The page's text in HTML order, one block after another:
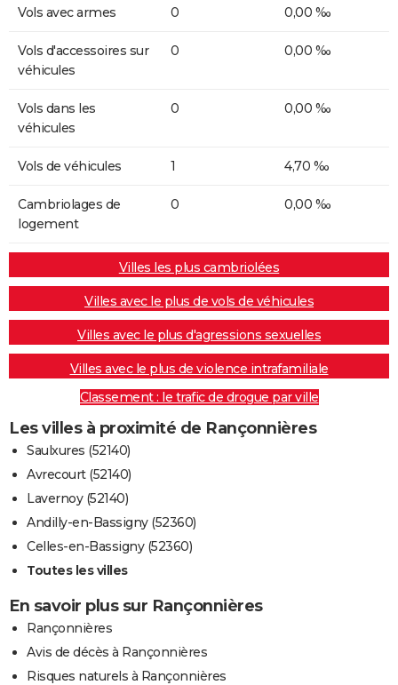
Vols avec armes 0 0,00 ‰
Vols d'accessoires sur
véhicules
0 0,00 ‰
Vols dans les
véhicules
0 0,00 ‰
Vols de véhicules 1 4,70 ‰
Cambriolages de
logement
0 0,00 ‰
Villes les plus cambriolées
Villes avec le plus de vols de véhicules
Villes avec le plus d'agressions sexuelles
Villes avec le plus de violence intrafamiliale
Classement : le trafic de drogue par ville
Les villes à proximité de Rançonnières
Saulxures (52140)
Avrecourt (52140)
Lavernoy (52140)
Andilly-en-Bassigny (52360)
Celles-en-Bassigny (52360)
Toutes les villes
En savoir plus sur Rançonnières
Rançonnières
Avis de décès à Rançonnières
Risques naturels à Rançonnières